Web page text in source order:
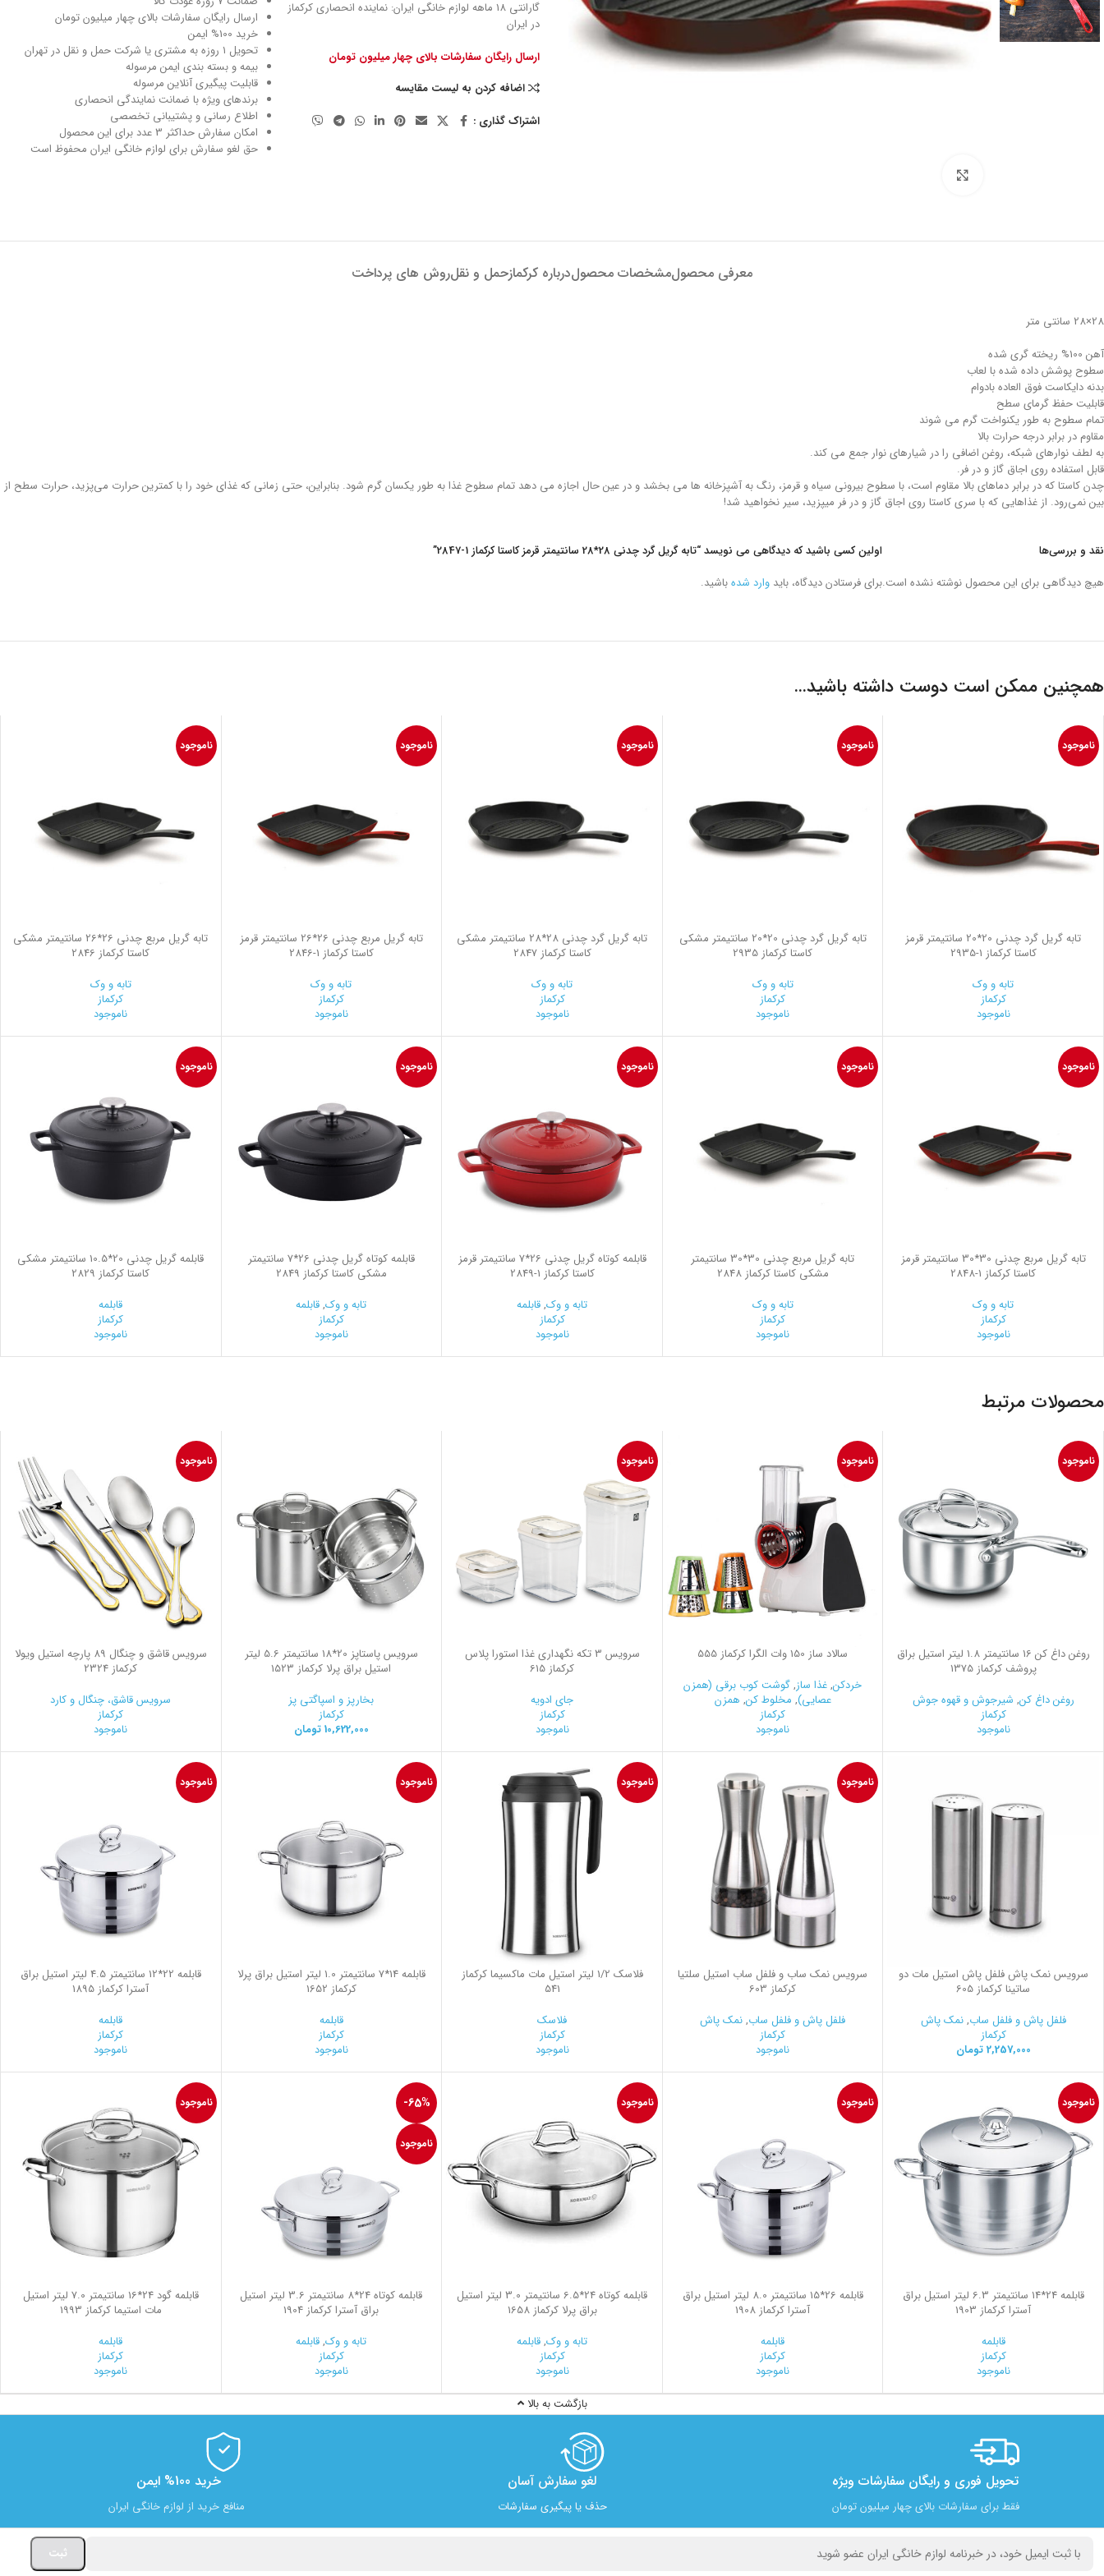
گارانتی 18 ماهه لوازم خانگی ایران: نماینده انحصاری کرکماز
در ایران
ارسال رایگان سفارشات بالای چهار میلیون تومان
اضافه کردن به لیست مقایسه
اشتراک گذاری :
ارسال رایگان سفارشات بالای چهار میلیون تومان
خرید 100% ایمن
تحویل ۱ روزه به مشتری یا شرکت حمل و نقل در تهران
بیمه و بسته بندی ایمن مرسوله
قابلیت پیگیری آنلاین مرسوله
برندهای ویژه با ضمانت نمایندگی انحصاری
اطلاع رسانی و پشتیبانی تخصصی
امکان سفارش حداکثر 3 عدد برای این محصول
حق لغو سفارش برای لوازم خانگی ایران محفوظ است
معرفی محصولمشخصات محصولدرباره کرکمازحمل و نقلروش های پرداخت
28×28 سانتی متر
آهن 100% ریخته گری شده
سطوح پوشش داده شده با لعاب
بدنه دایکاست فوق العاده بادوام
قابلیت حفظ گرمای سطح
تمام سطوح به طور یکنواخت گرم می شوند
مقاوم در برابر درجه حرارت بالا
به لطف نوارهای شبکه، روغن اضافی را در شیارهای نوار جمع می کند.
قابل استفاده روی اجاق گاز و در فر.
چدن کاستا که در برابر دماهای بالا مقاوم است، با سطوح بیرونی سیاه و قرمز، رنگ به آشپزخانه ها می بخشد و در عین حال اجازه می دهد تمام سطوح غذا به طور یکسان گرم شود. بنابراین، حتی زمانی که غذای خود را با کمترین حرارت می‌پزید، حرارت سطح از
بین نمی‌رود. از غذاهایی که با سری کاستا روی اجاق گاز و در فر میپزید، سیر نخواهید شد!
نقد و بررسی‌ها
هیچ دیدگاهی برای این محصول نوشته نشده است.
اولین کسی باشید که دیدگاهی می نویسد “تابه گریل گرد چدنی 28*28 سانتیمتر قرمز کاستا کرکماز 2847-1
”
برای فرستادن دیدگاه، باید وارد شدهباشید.
همچنین ممکن است دوست داشته باشید…
ناموجود
تابه گریل گرد چدنی 20*20 سانتیمتر قرمز
کاستا کرکماز 2935-1
تابه و وک
کرکماز
ناموجود
ناموجود
تابه گریل گرد چدنی 20*20 سانتیمتر مشکی
کاستا کرکماز 2935
تابه و وک
کرکماز
ناموجود
ناموجود
تابه گریل گرد چدنی 28*28 سانتیمتر مشکی
کاستا کرکماز 2847
تابه و وک
کرکماز
ناموجود
ناموجود
تابه گریل مربع چدنی 26*26 سانتیمتر قرمز
کاستا کرکماز 2846-1
تابه و وک
کرکماز
ناموجود
ناموجود
تابه گریل مربع چدنی 26*26 سانتیمتر مشکی
کاستا کرکماز 2846
تابه و وک
کرکماز
ناموجود
ناموجود
تابه گریل مربع چدنی 30*30 سانتیمتر قرمز
کاستا کرکماز 2848-1
تابه و وک
کرکماز
ناموجود
ناموجود
تابه گریل مربع چدنی 30*30 سانتیمتر
مشکی کاستا کرکماز 2848
تابه و وک
کرکماز
ناموجود
ناموجود
قابلمه کوتاه گریل چدنی 26*7 سانتیمتر قرمز
کاستا کرکماز 2849-1
تابه و وک,قابلمه
کرکماز
ناموجود
ناموجود
قابلمه کوتاه گریل چدنی 26*7 سانتیمتر
مشکی کاستا کرکماز 2849
تابه و وک,قابلمه
کرکماز
ناموجود
ناموجود
قابلمه گریل چدنی 20*10.5 سانتیمتر مشکی
کاستا کرکماز 2829
قابلمه
کرکماز
ناموجود
محصولات مرتبط
ناموجود
روغن داغ كن 16 سانتیمتر 1.8 لیتر استیل براق
پروشف کرکماز 1375
روغن داغ کن, شیرجوش و قهوه جوش
کرکماز
ناموجود
ناموجود
سالاد ساز 150 وات الگرا کرکماز 555
خردکن,غذا ساز,گوشت کوب برقی (همزن
عصایی), مخلوط کن, همزن
کرکماز
ناموجود
ناموجود
سرويس 3 تكه نگهداری غذا استورا پلاس
کرکماز 615
جای ادویه
کرکماز
ناموجود
سرویس پاستاپز 20*18 سانتیمتر 5.6 لیتر
استیل براق پرلا کرکماز 1523
بخارپز و اسپاگتی پز
کرکماز
10,622,000تومان
ناموجود
سرویس قاشق و چنگال 89 پارچه استیل ویولا
کرکماز 2324
سرویس قاشق، چنگال و کارد
کرکماز
ناموجود
سرویس نمک پاش فلفل پاش استیل مات دو
ساتینا کرکماز 605
فلفل پاش و فلفل ساب,نمک پاش
کرکماز
2,257,000 تومان
ناموجود
سرویس نمک ساب و فلفل ساب استیل سلتیا
کرکماز 603
فلفل پاش و فلفل ساب,نمک پاش
کرکماز
ناموجود
ناموجود
فلاسك 1/2 ليتر استيل مات ماكسيما کرکماز
541
فلاسک
کرکماز
ناموجود
ناموجود
قابلمه 14*7 سانتیمتر 1.0 لیتر استیل براق پرلا
کرکماز 1652
قابلمه
کرکماز
ناموجود
ناموجود
قابلمه 22*12 سانتیمتر 4.5 لیتر استیل براق
آسترا کرکماز 1895
قابلمه
کرکماز
ناموجود
ناموجود
قابلمه 24*14 سانتیمتر 6.3 لیتر استیل براق
آسترا کرکماز 1903
قابلمه
کرکماز
ناموجود
ناموجود
قابلمه 26*15 سانتیمتر 8.0 لیتر استیل براق
آسترا کرکماز 1908
قابلمه
کرکماز
ناموجود
ناموجود
قابلمه کوتاه 24*6.5 سانتیمتر 3.0 لیتر استیل
براق پرلا کرکماز 1658
تابه و وک,قابلمه
کرکماز
ناموجود
-65%
ناموجود
قابلمه کوتاه 24*8 سانتیمتر 3.6 لیتر استیل
براق آسترا کرکماز 1904
تابه و وک,قابلمه
کرکماز
ناموجود
ناموجود
قابلمه گود 24*16 سانتیمتر 7.0 لیتر استیل
مات استیما کرکماز 1993
قابلمه
کرکماز
ناموجود
بازگشت به بالا
تحویل فوری و رایگان سفارشات ویژه
فقط برای سفارشات بالای چهار میلیون تومان
لغو سفارش آسان​
حذف یا پیگیری سفارشات
خرید 100% ایمن
منافع خرید از لوازم خانگی ایران